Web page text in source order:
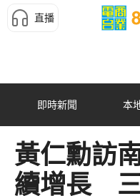
直播
即時新聞 本
黃仁勳訪
續增長